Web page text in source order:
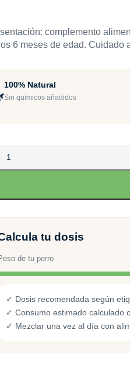
complemento
6 meses de edad. Cuidado
100% Natural
Sin químicos añadidos
tu dosis
de tu perro
✓ Dosis recomendada según
✓ Consumo estimado calculado
✓ Mezclar una vez al día con